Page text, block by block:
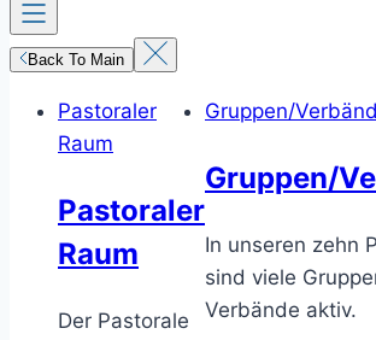
Back To Main
Pastoraler
Raum
Pastoraler
Raum
Der Pastorale
Gruppen/
Gruppen/
In unseren zehn
sind viele
Verbände aktiv.